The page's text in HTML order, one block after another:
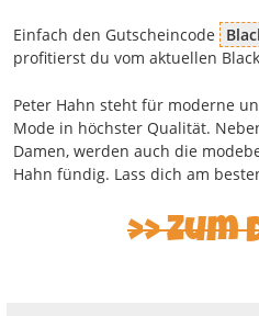
Einfach den Gutscheincode
profitierst du vom aktuellen
Peter Hahn steht für moderne
Mode in höchster Qualität.
Damen, werden auch die
Hahn fündig. Lass dich am
Zum